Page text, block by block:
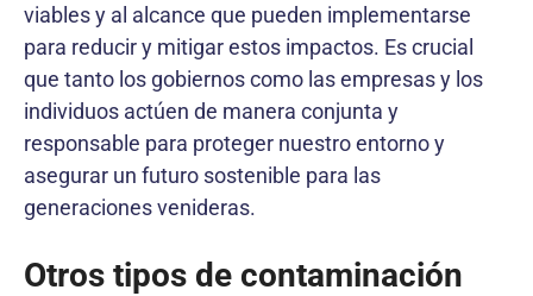
viables y al alcance que pueden implementarse
para reducir y mitigar estos impactos. Es crucial
que tanto los gobiernos como las empresas y los
individuos actúen de manera conjunta y
responsable para proteger nuestro entorno y
asegurar un futuro sostenible para las
generaciones venideras.
Otros tipos de contaminación